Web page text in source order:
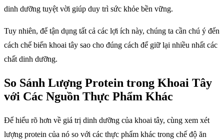
dinh dưỡng tuyệt vời giúp duy trì sức khỏe bền vững.
Tuy nhiên, để tận dụng tất cả các lợi ích này, chúng ta cần chú ý đến
cách chế biến khoai tây sao cho đúng cách để giữ lại nhiều nhất các
chất dinh dưỡng.
So Sánh Lượng Protein trong Khoai Tây
với Các Nguồn Thực Phẩm Khác
Để hiểu rõ hơn về giá trị dinh dưỡng của khoai tây, cùng xem xét
lượng protein của nó so với các thực phẩm khác trong chế độ ăn